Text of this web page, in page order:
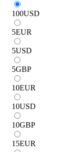
100USD
5EUR
5USD
5GBP
10EUR
10USD
10GBP
15EUR